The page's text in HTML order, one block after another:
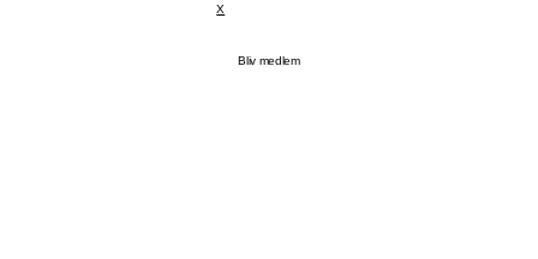
X
Bliv medlem